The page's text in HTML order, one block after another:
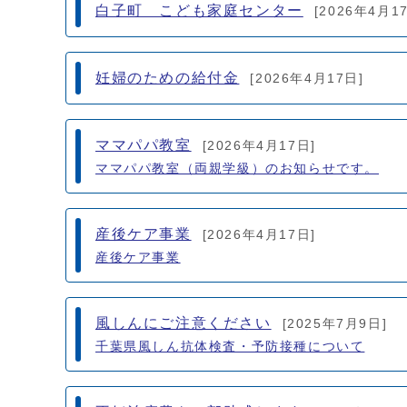
白子町 こども家庭センター [2026年4月
妊婦のための給付金 [2026年4月17日]
ママパパ教室
[2026年4月17日]
ママパパ教室（両親学級）のお知らせです。
産後ケア事業
[2026年4月17日]
産後ケア事業
風しんにご注意ください
[2025年7月9日]
千葉県風しん抗体検査・予防接種について